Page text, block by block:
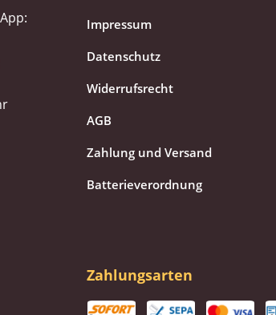
Impressum
Datenschutz
Widerrufsrecht
AGB
Zahlung und Versand
Batterieverordnung
Zahlungsarten